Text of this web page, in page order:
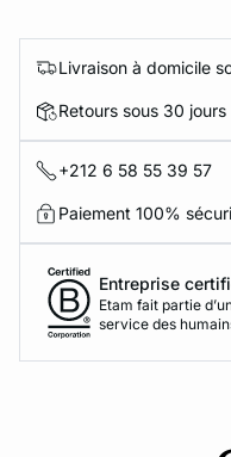
Livraison à domicile
Retours sous 30 jours
+212 6 58 55 39 57
Paiement 100%
Entreprise
Etam fait partie
service des